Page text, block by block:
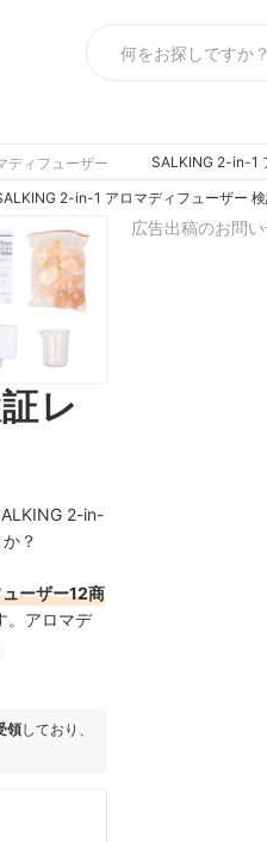
ディフューザー SALKING 2-in-1
2-in-1 アロマディフューザー
レ
2-in-
？
ーザー12商
。アロマデ
領しており、
広告出稿のお問